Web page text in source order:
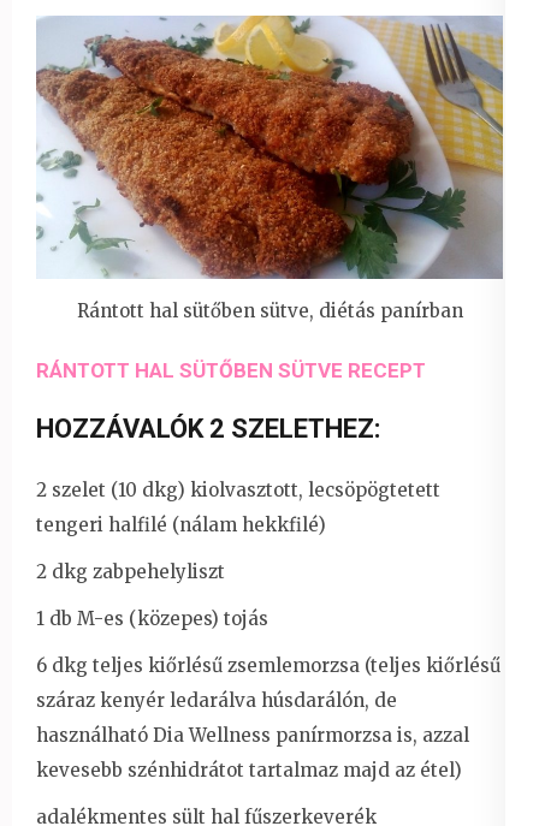
Rántott hal sütőben sütve, diétás panírban
RÁNTOTT HAL SÜTŐBEN SÜTVE RECEPT
HOZZÁVALÓK 2 SZELETHEZ:
2 szelet (10 dkg) kiolvasztott, lecsöpögtetett
tengeri halfilé (nálam hekkfilé)
2 dkg zabpehelyliszt
1 db M-es (közepes) tojás
6 dkg teljes kiőrlésű zsemlemorzsa (teljes kiőrlésű
száraz kenyér ledarálva húsdarálón, de
használható Dia Wellness panírmorzsa is, azzal
kevesebb szénhidrátot tartalmaz majd az étel)
adalékmentes sült hal fűszerkeverék